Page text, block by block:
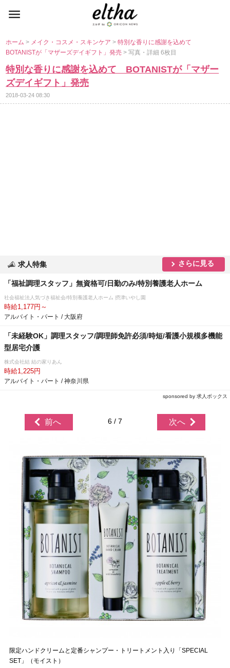
ホーム> メイク・コスメ・スキンケア>特別な香りに感謝を込めて
BOTANISTが「マザーズデイギフト」発売> 写真・詳細 6枚目
特別な香りに感謝を込めて BOTANISTが「マザー
ズデイギフト」発売
2018-03-24 08:30
求人特集 さらに見る
「福祉調理スタッフ」無資格可/日勤のみ/特別養護老人ホーム
社会福祉法人気づき福祉会/特別養護老人ホーム 摂津いやし園
時給1,177円～
アルバイト・パート / 大阪府
「未経験OK」調理スタッフ/調理師免許必須/時短/看護小規模多機能
型居宅介護
株式会社結 結の家りあん
時給1,225円
アルバイト・パート / 神奈川県
sponsored by 求人ボックス
前へ 6 / 7 次へ
限定ハンドクリームと定番シャンプー・トリートメント入り「SPECIAL
SET」（モイスト）